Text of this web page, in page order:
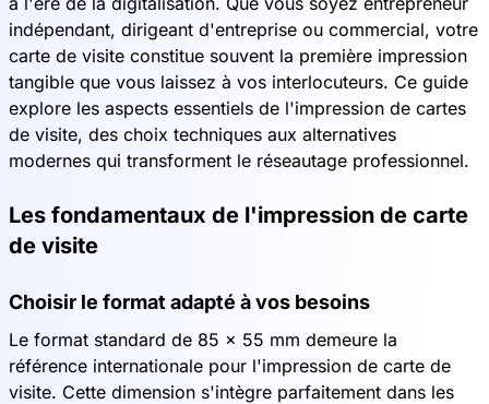
indépendant, dirigeant d'entreprise ou commercial, votre
carte de visite constitue souvent la première impression
tangible que vous laissez à vos interlocuteurs. Ce guide
explore les aspects essentiels de l'impression de cartes
de visite, des choix techniques aux alternatives
modernes qui transforment le réseautage professionnel.
Les fondamentaux de l'impression de carte
de visite
Choisir le format adapté à vos besoins
Le format standard de 85 x 55 mm demeure la
référence internationale pour l'impression de carte de
visite. Cette dimension s'intègre parfaitement dans les